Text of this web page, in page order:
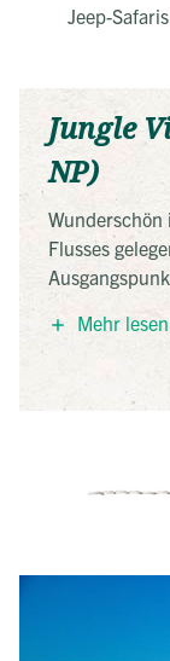
Jeep-Safaris
Jungle
NP)
Wunderschön
Flusses
Chitwan
Mehr lesen